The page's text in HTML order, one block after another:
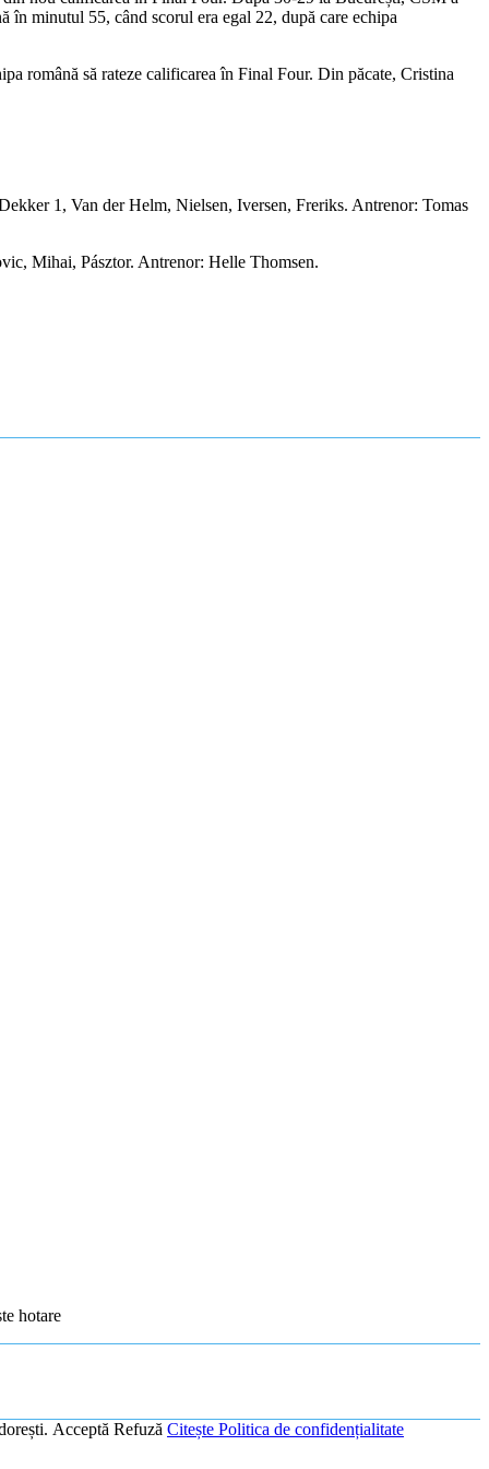
în minutul 55, când scorul era egal 22, după care echipa
română să rateze calificarea în Final Four. Din păcate, Cristina
1, Van der Helm, Nielsen, Iversen, Freriks. Antrenor: Tomas
Mihai, Pásztor. Antrenor: Helle Thomsen.
hotare
Acceptă Refuză Citește Politica de confidențialitate